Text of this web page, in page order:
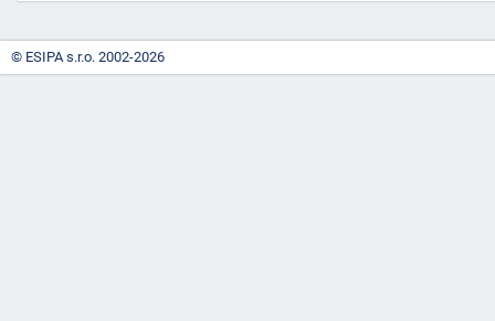
© ESIPA s.r.o. 2002-2026